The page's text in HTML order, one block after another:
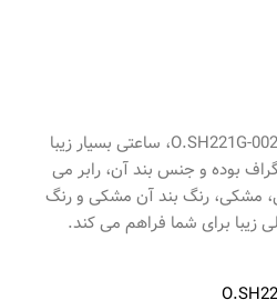
ساعت اورینتال مردانه کد O.SH221G-0027، ساعتی بسیار زیبا
نوع کرنوگراف بوده و جنس بند آن، رابر می
مشکی، رنگ بند آن مشکی و رنگ
زیبا برای شما فراهم می کند.